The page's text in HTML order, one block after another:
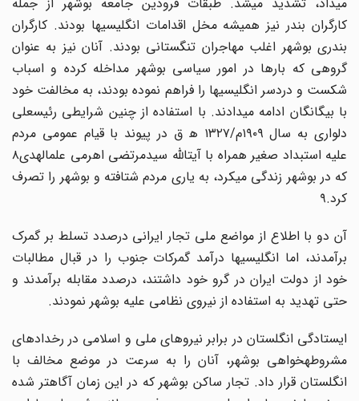
کارگران بندر نیز همیشه مخل اقدامات انگلیسیها بودند. کارگران
بندری بوشهر اغلب مهاجران تنگستانی بودند. آنان نیز به عنوان
گروهی که بارها در امور سیاسی بوشهر مداخله کرده و اسباب
شکست و دردسر انگلیسیها را فراهم نموده بودند، به مخالفت خود
با بیگانگان ادامه میدادند. با استفاده از چنین شرایطی رئیسعلی
دلواری به سال ۱۹۰۹م/۱۳۲۷ ه‍ ق در پیوند با قیام عمومی مردم
علیه استبداد صغیر همراه با آیتالله سیدمرتضی اهرمی علمالهدی۸
که در بوشهر زندگی میکرد، به یاری مردم شتافته و بوشهر را تصرف
کرد.۹
آن دو با اطلاع از مواضع ملی تجار ایرانی درصدد تسلط بر گمرک
برآمدند، اما انگلیسیها درآمد گمرکات جنوب را در قبال مطالبات
خود از دولت ایران در گرو خود داشتند، درصدد مقابله برآمدند و
حتی تهدید به استفاده از نیروی نظامی علیه بوشهر نمودند.
ایستادگی انگلستان در برابر نیروهای ملی و اسلامی در رخدادهای
مشروطهخواهی بوشهر، آنان را به سرعت در موضع مخالف با
انگلستان قرار داد. تجار ساکن بوشهر که در این زمان آگاهتر شده